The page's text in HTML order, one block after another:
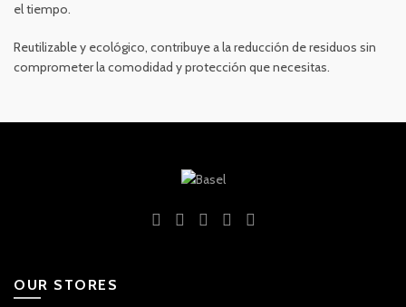
el tiempo.
Reutilizable y ecológico, contribuye a la reducción de residuos sin
comprometer la comodidad y protección que necesitas.
OUR STORES